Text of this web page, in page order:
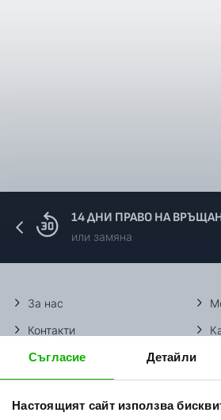
Съгласие Детайли
Настоящият сайт използва
14 ДНИ ПРАВО НА
или замяна
За нас
Контакти
Методи доставка
Начини плащане
Връщане на стока